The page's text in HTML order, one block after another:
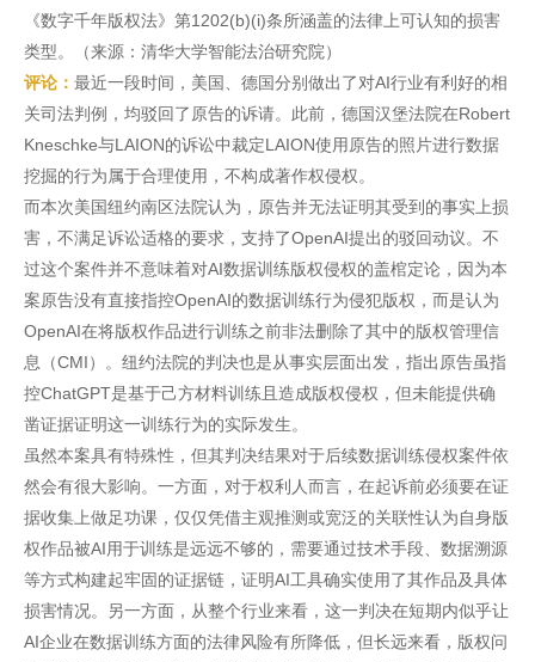
《数字千年版权法》第1202(b)(i)条所涵盖的法律上可认知的损害
类型。（来源：清华大学智能法治研究院）
评论： 最近一段时间，美国、德国分别做出了对AI行业有利好的相
关司法判例，均驳回了原告的诉请。此前，德国汉堡法院在Robert
Kneschke与LAION的诉讼中裁定LAION使用原告的照片进行数据
挖掘的行为属于合理使用，不构成著作权侵权。
而本次美国纽约南区法院认为，原告并无法证明其受到的事实上损
害，不满足诉讼适格的要求，支持了OpenAI提出的驳回动议。不
过这个案件并不意味着对AI数据训练版权侵权的盖棺定论，因为本
案原告没有直接指控OpenAI的数据训练行为侵犯版权，而是认为
OpenAI在将版权作品进行训练之前非法删除了其中的版权管理信
息（CMI）。纽约法院的判决也是从事实层面出发，指出原告虽指
控ChatGPT是基于己方材料训练且造成版权侵权，但未能提供确
凿证据证明这一训练行为的实际发生。
虽然本案具有特殊性，但其判决结果对于后续数据训练侵权案件依
然会有很大影响。一方面，对于权利人而言，在起诉前必须要在证
据收集上做足功课，仅仅凭借主观推测或宽泛的关联性认为自身版
权作品被AI用于训练是远远不够的，需要通过技术手段、数据溯源
等方式构建起牢固的证据链，证明AI工具确实使用了其作品及具体
损害情况。另一方面，从整个行业来看，这一判决在短期内似乎让
AI企业在数据训练方面的法律风险有所降低，但长远来看，版权问